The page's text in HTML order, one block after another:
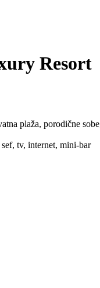
Resort
plaža, porodične
tv, internet, mini-bar